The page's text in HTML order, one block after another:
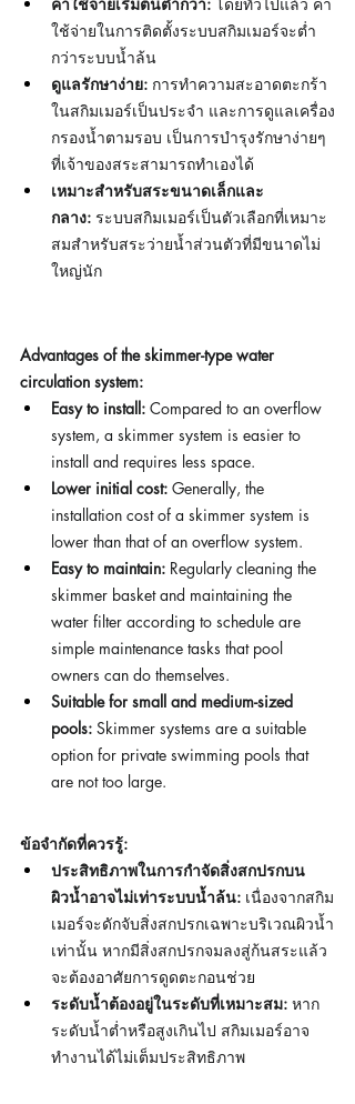
ใช้จ่ายในการติดตั้งระบบสกิมเมอร์จะต่ำ
กว่าระบบน้ำล้น
ดูแลรักษาง่าย: การทำความสะอาดตะกร้า
ในสกิมเมอร์เป็นประจำ และการดูแลเครื่อง
กรองน้ำตามรอบ เป็นการบำรุงรักษาง่ายๆ
ที่เจ้าของสระสามารถทำเองได้
เหมาะสำหรับสระขนาดเล็กและ
กลาง: ระบบสกิมเมอร์เป็นตัวเลือกที่เหมาะ
สมสำหรับสระว่ายน้ำส่วนตัวที่มีขนาดไม่
ใหญ่นัก
Advantages of the skimmer-type water
circulation system:
Easy to install: Compared to an overflow
system, a skimmer system is easier to
install and requires less space.
Lower initial cost: Generally, the
installation cost of a skimmer system is
lower than that of an overflow system.
Easy to maintain: Regularly cleaning the
skimmer basket and maintaining the
water filter according to schedule are
simple maintenance tasks that pool
owners can do themselves.
Suitable for small and medium-sized
pools: Skimmer systems are a suitable
option for private swimming pools that
are not too large.
ข้อจำกัดที่ควรรู้:
ประสิทธิภาพในการกำจัดสิ่งสกปรกบน
ผิวน้ำอาจไม่เท่าระบบน้ำล้น: เนื่องจากสกิม
เมอร์จะดักจับสิ่งสกปรกเฉพาะบริเวณผิวน้ำ
เท่านั้น หากมีสิ่งสกปรกจมลงสู่ก้นสระแล้ว
จะต้องอาศัยการดูดตะกอนช่วย
ระดับน้ำต้องอยู่ในระดับที่เหมาะสม: หาก
ระดับน้ำต่ำหรือสูงเกินไป สกิมเมอร์อาจ
ทำงานได้ไม่เต็มประสิทธิภาพ